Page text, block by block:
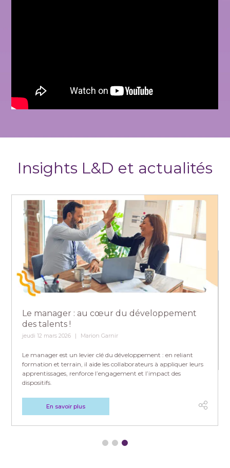
Insights L&D et actualités
Le manager : au cœur du développement
des talents !
jeudi 12 mars 2026 Marion Garnir
Le manager est un levier clé du développement : en reliant
formation et terrain, il aide les collaborateurs à appliquer leurs
apprentissages, renforce l’engagement et l’impact des
dispositifs.
En savoir plus